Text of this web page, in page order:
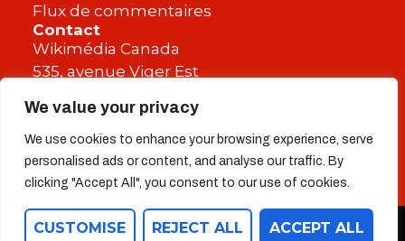
We value your privacy
We use cookies to enhance your browsing experience, serve
personalised ads or content, and analyse our traffic. By
clicking "Accept All", you consent to our use of cookies.
CUSTOMISE REJECT ALL ACCEPT ALL
Contact
Wikimédia Canada
535, avenue Viger Est
CANADA
Flux de commentaires
Copyright (c) 2024 Wikimédia Canada. Tous droits réservés.